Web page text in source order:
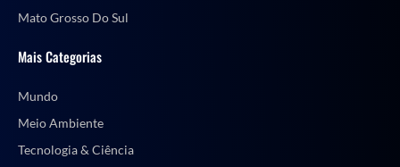
Mato Grosso Do Sul
Mais Categorias
Mundo
Meio Ambiente
Tecnologia & Ciência